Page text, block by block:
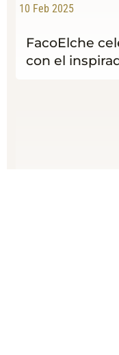
10 Feb 2025
FacoElche
con el